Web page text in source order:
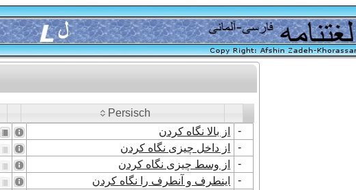
Persisch
از بالا نگاه کردن
-
از داخل چیزی نگاه کردن
-
از وسط چیزی نگاه کردن
-
اینطرف و آنطرف را نگاه کردن
-